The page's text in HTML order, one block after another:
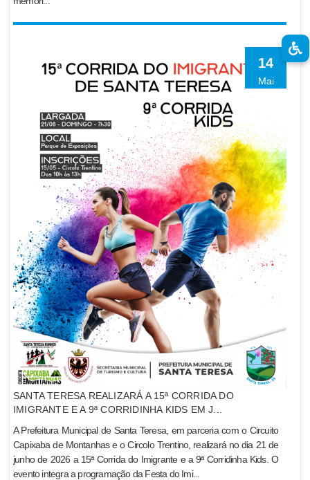
14
Mai
SANTA TERESA REALIZARÁ A 15ª CORRIDA DO
IMIGRANTE E A 9ª CORRIDINHA KIDS EM J...
A Prefeitura Municipal de Santa Teresa, em parceria com o Circuito
Capixaba de Montanhas e o Circolo Trentino, realizará no dia 21 de
junho de 2026 a 15ª Corrida do Imigrante e a 9ª Corridinha Kids. O
evento integra a programação da Festa do Imi...